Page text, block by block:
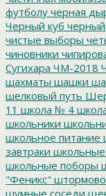
футболу черная
Черный куб черный
чистые выборы
чиновники
Сугихара ЧМ-2018
шахматы шашки
шелковый путь
11 школа № 4
школьники
школьное питание
завтраки школьные
школьные поборы
"Феникс"
шумные соседи